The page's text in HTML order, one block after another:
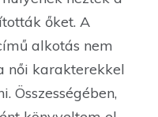
őket. A
alkotás nem
női karakterekkel
Összességében,